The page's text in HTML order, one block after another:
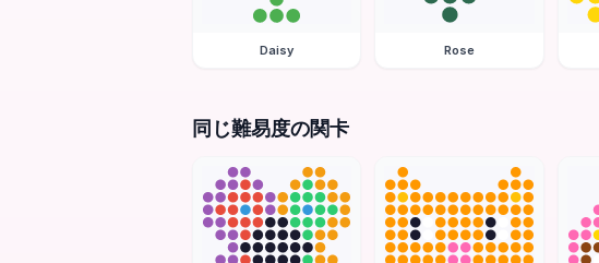
Daisy Rose
同じ難易度の関卡